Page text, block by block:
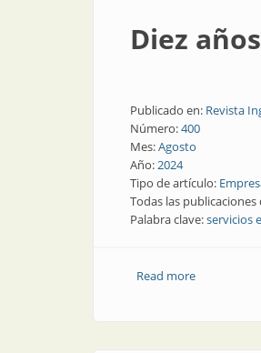
Diez
Publicado en: Revista
Número:400
Mes:Agosto
Año:2024
Tipo de artículo:
Todas las publicaciones
Palabra clave:servicios
Read moreabout Diez